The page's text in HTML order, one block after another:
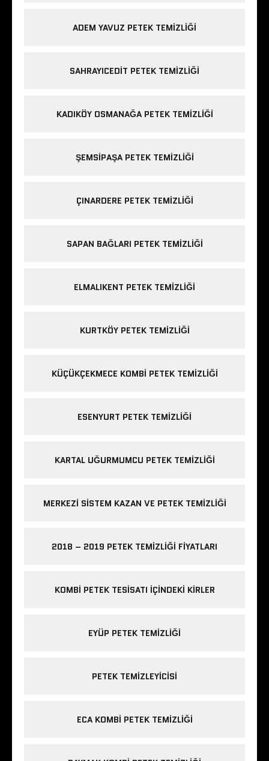
ADEM YAVUZ PETEK TEMIZLIĞI
SAHRAYICEDIT PETEK TEMIZLIĞI
KADIKÖY OSMANAĞA PETEK TEMIZLIĞI
ŞEMSIPAŞA PETEK TEMIZLIĞI
ÇINARDERE PETEK TEMIZLIĞI
SAPAN BAĞLARI PETEK TEMIZLIĞI
ELMALIKENT PETEK TEMIZLIĞI
KURTKÖY PETEK TEMIZLIĞI
KÜÇÜKÇEKMECE KOMBI PETEK TEMIZLIĞI
ESENYURT PETEK TEMIZLIĞI
KARTAL UĞURMUMCU PETEK TEMIZLIĞI
MERKEZI SISTEM KAZAN VE PETEK TEMIZLIĞI
2018 – 2019 PETEK TEMIZLIĞI FIYATLARI
KOMBI PETEK TESISATI IÇINDEKI KIRLER
EYÜP PETEK TEMIZLIĞI
PETEK TEMIZLEYICISI
ECA KOMBI PETEK TEMIZLIĞI